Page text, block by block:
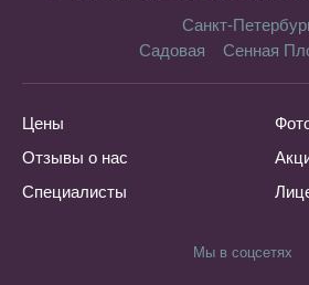
Санкт-
Садовая
Сенная
Цены
Отзывы о нас
Специалисты
Мы в соцсетях